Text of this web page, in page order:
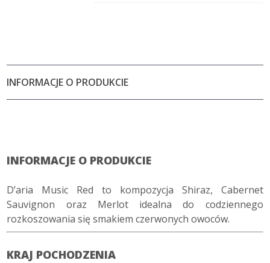
INFORMACJE O PRODUKCIE
INFORMACJE O PRODUKCIE
D’aria Music Red to kompozycja Shiraz, Cabernet
Sauvignon oraz Merlot idealna do codziennego
rozkoszowania się smakiem czerwonych owoców.
KRAJ POCHODZENIA